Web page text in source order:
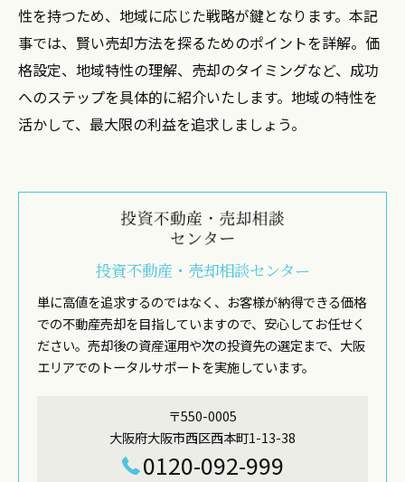
性を持つため、地域に応じた戦略が鍵となります。本記
事では、賢い売却方法を探るためのポイントを詳解。価
格設定、地域特性の理解、売却のタイミングなど、成功
へのステップを具体的に紹介いたします。地域の特性を
活かして、最大限の利益を追求しましょう。
投資不動産・売却相談センター
単に高値を追求するのではなく、お客様が納得できる価格
での不動産売却を目指していますので、安心してお任せく
ださい。売却後の資産運用や次の投資先の選定まで、大阪
エリアでのトータルサポートを実施しています。
〒550-0005
大阪府大阪市西区西本町1-13-38
0120-092-999